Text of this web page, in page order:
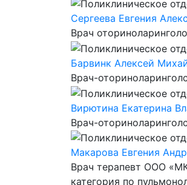
Сергеева Евгения
Врач
Барвинк Алексей
Врач-
Вирютина Екатерина
Врач-
Макарова Евгения
Врач терапевт ООО
категория по